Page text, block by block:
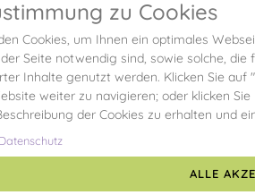
zu Cookies
Cookies, um Ihnen ein optimales
Seite notwendig sind, sowie solche,
Inhalte genutzt werden. Klicken Sie
weiter zu navigieren; oder klicken
der Cookies zu erhalten und
Datenschutz
ALLE